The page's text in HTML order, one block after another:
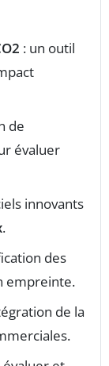
: un outil
de
évaluer
innovants
.
des
empreinte.
de la